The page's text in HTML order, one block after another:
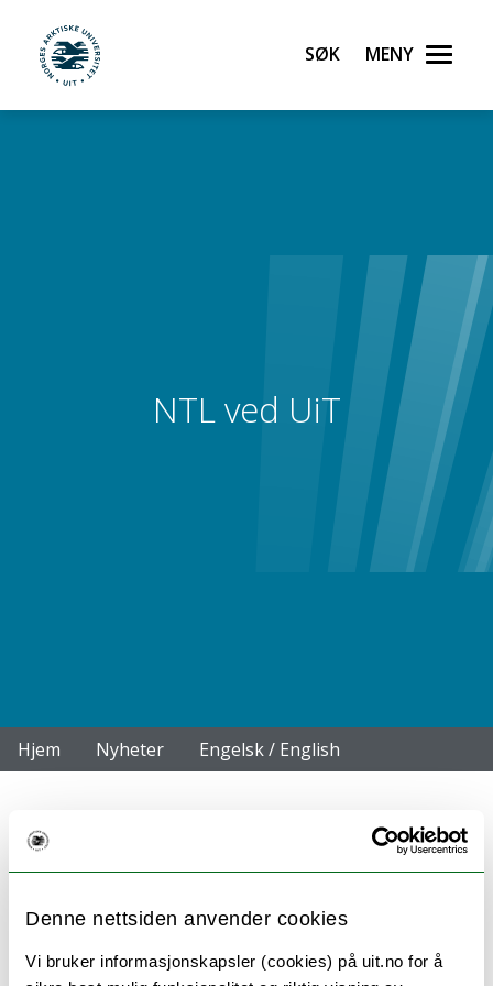
Denne nettsiden anvender cookies
Vi bruker informasjonskapsler (cookies) på uit.no for å
UiT Noregs arktiske universitet
Søk Meny
NTL ved UiT
Hjem Nyheter Engelsk / English
Uttalelse fra NTL UiTs
fellesgode!